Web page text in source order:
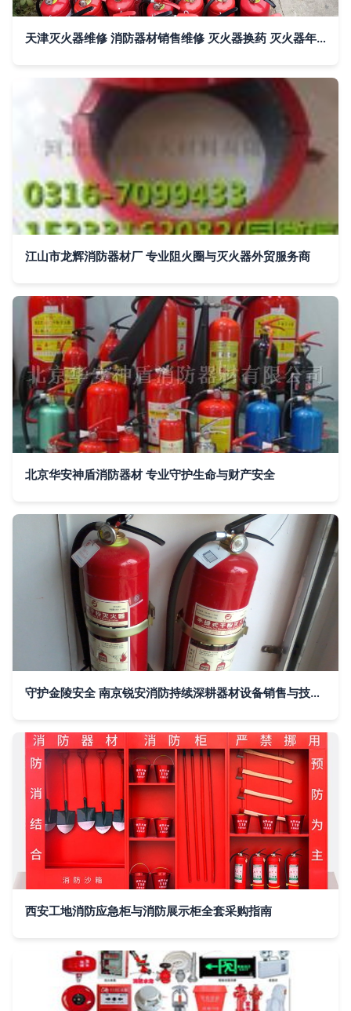
天津灭火器维修 消防器材销售维修 灭火器换药 灭火器年检更新
江山市龙辉消防器材厂 专业阻火圈与灭火器外贸服务商
北京华安神盾消防器材 专业守护生命与财产安全
守护金陵安全 南京锐安消防持续深耕器材设备销售与技术服务
西安工地消防应急柜与消防展示柜全套采购指南